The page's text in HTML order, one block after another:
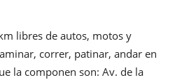
libres de autos, motos y
correr, patinar, andar en
la componen son: Av. de la